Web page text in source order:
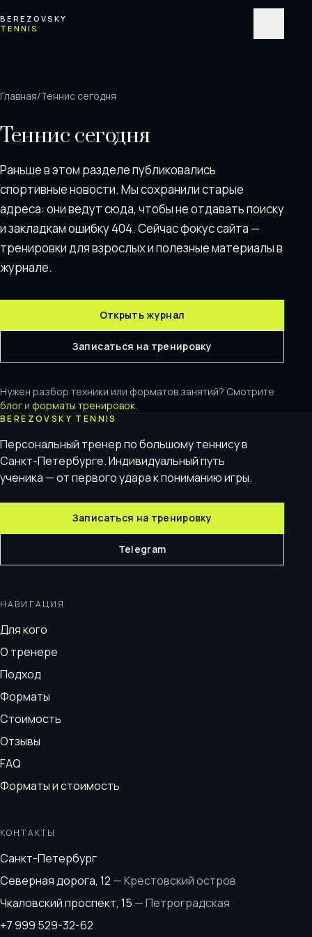
BEREZOVSKY
TENNIS
Главная/Теннис сегодня
Теннис сегодня
Раньше в этом разделе публиковались
спортивные новости. Мы сохранили старые
адреса: они ведут сюда, чтобы не отдавать поискy
и закладкам ошибку 404. Сейчас фокус сайта —
тренировки для взрослых и полезные материалы в
журнале.
Открыть журнал
Записаться на тренировку
Нужен разбор техники или форматов занятий? Смотрите
блог и форматы тренировок.
BEREZOVSKY TENNIS
Персональный тренер по большому теннису в
Санкт-Петербурге. Индивидуальный путь
ученика — от первого удара к пониманию игры.
Записаться на тренировку
Telegram
НАВИГАЦИЯ
Для кого
О тренере
Подход
Форматы
Стоимость
Отзывы
FAQ
Форматы и стоимость
КОНТАКТЫ
Санкт-Петербург
Северная дорога, 12 —Крестовский остров
Чкаловский проспект, 15 —Петроградская
+7 999 529-32-62